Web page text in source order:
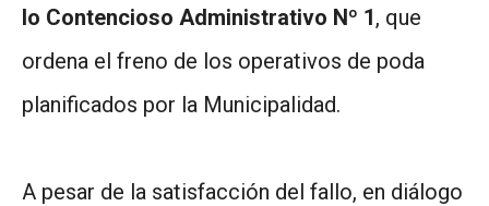
lo Contencioso Administrativo Nº 1, que
ordena el freno de los operativos de poda
planificados por la Municipalidad.
A pesar de la satisfacción del fallo, en diálogo